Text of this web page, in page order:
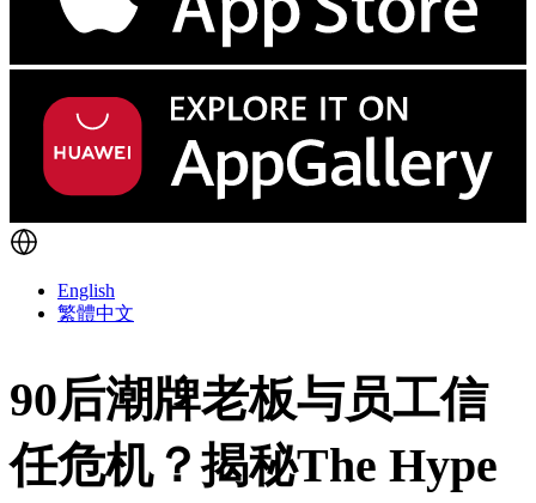
English
繁體中文
90后潮牌老板与员工信
任危机？揭秘The Hype